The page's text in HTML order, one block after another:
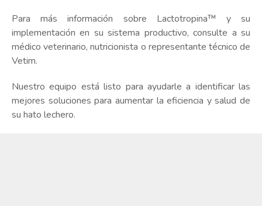
Para más información sobre Lactotropina™ y su
implementación en su sistema productivo, consulte a su
médico veterinario, nutricionista o representante técnico de
Vetim.
Nuestro equipo está listo para ayudarle a identificar las
mejores soluciones para aumentar la eficiencia y salud de
su hato lechero.